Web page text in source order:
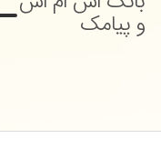
و پیامک